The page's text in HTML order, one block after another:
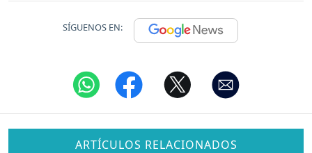
SÍGUENOS EN:
ARTÍCULOS RELACIONADOS